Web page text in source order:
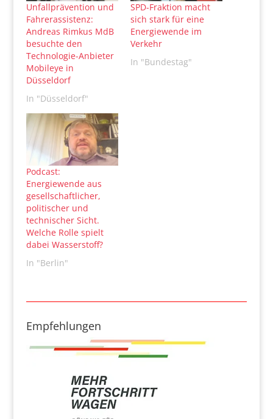
Unfallprävention und
Fahrerassistenz:
Andreas Rimkus MdB
besuchte den
Technologie-Anbieter
Mobileye in
Düsseldorf
In "Düsseldorf"
SPD-Fraktion macht
sich stark für eine
Energiewende im
Verkehr
In "Bundestag"
Podcast:
Energiewende aus
gesellschaftlicher,
politischer und
technischer Sicht.
Welche Rolle spielt
dabei Wasserstoff?
In "Berlin"
Empfehlungen